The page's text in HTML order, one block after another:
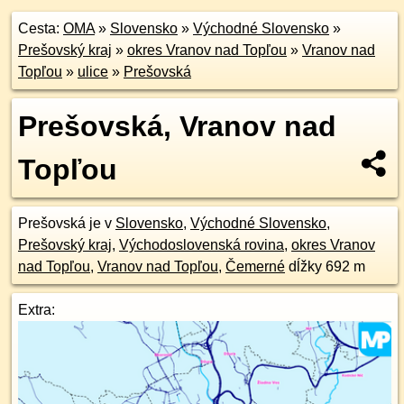
Cesta: OMA» Slovensko » Východné Slovensko »
Prešovský kraj » okres Vranov nad Topľou » Vranov nad
Topľou » ulice » Prešovská
Prešovská, Vranov nad
Topľou
Prešovská je v Slovensko, Východné Slovensko,
Prešovský kraj, Východoslovenská rovina, okres Vranov
nad Topľou, Vranov nad Topľou, Čemerné dĺžky 692 m
Extra: